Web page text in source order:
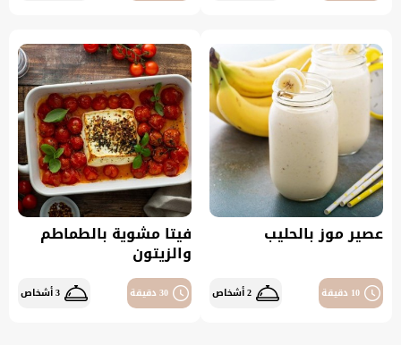
عصير موز بالحليب
10 دقيقة 2 أشخاص
فيتا مشوية بالطماطم
والزيتون
30 دقيقة 3 أشخاص